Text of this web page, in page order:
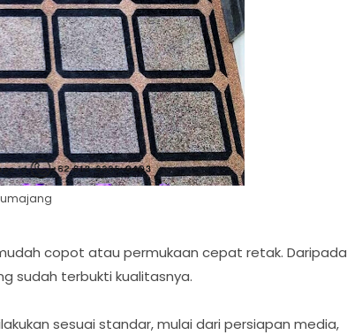
copot atau permukaan cepat retak. Daripada
sudah terbukti kualitasnya.
sesuai standar, mulai dari persiapan media,